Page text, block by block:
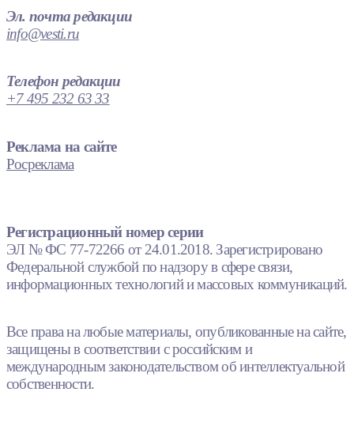
Эл. почта редакции
info@vesti.ru
Телефон редакции
+7 495 232 63 33
Реклама на сайте
Росреклама
Регистрационный номер серии
ЭЛ № ФС 77-72266 от 24.01.2018. Зарегистрировано
Федеральной службой по надзору в сфере связи,
информационных технологий и массовых коммуникаций.
Все права на любые материалы, опубликованные на сайте,
защищены в соответствии с российским и
международным законодательством об интеллектуальной
собственности.